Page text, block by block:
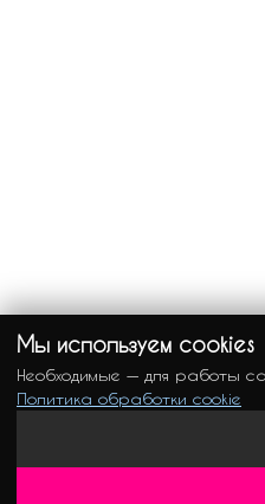
Мы используем cookies
Необходимые — для работы
Политика обработки cookie